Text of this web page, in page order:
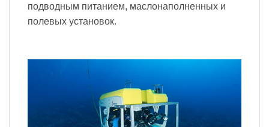
подводным питанием, маслонаполненных и
полевых установок.